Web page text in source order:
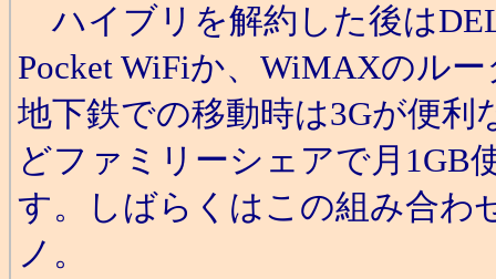
ハイブリを解約した後は
Pocket WiFiか、WiMAXのル
地下鉄での移動時は3Gが便
どファミリーシェアで月1GB
す。しばらくはこの組み合
ノ。